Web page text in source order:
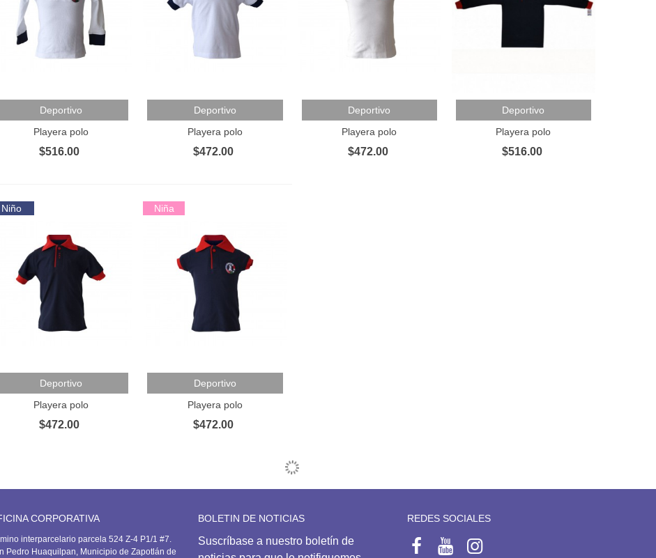
Añadir Al Carrito
Deportivo
Playera polo
$516.00
Añadir Al Carrito
Deportivo
Playera polo
$472.00
Añadir Al Carrito
Deportivo
Playera polo
$472.00
Añadir Al Carrito
Deportivo
Playera polo
$516.00
Niño
Añadir Al Carrito
Deportivo
Playera polo
$472.00
Niña
Añadir Al Carrito
Deportivo
Playera polo
$472.00
CORPORATIVA
interparcelario parcela 524 Z-4 P1/1 #7.
Pedro Huaquilpan, Municipio de Zapotlán de
REDES SOCIALES
BOLETIN DE NOTICIAS
Suscríbase a nuestro boletín de